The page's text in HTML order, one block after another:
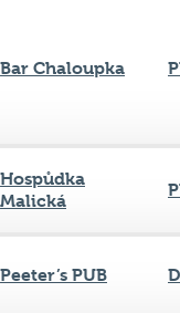
Bar Chaloupka
Hospůdka
Malická
Peeter’s PUB